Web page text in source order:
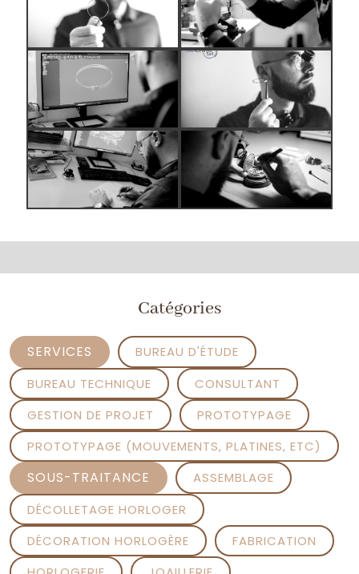
Catégories
SERVICES
BUREAU D'ÉTUDE
BUREAU TECHNIQUE
CONSULTANT
GESTION DE PROJET
PROTOTYPAGE
PROTOTYPAGE (MOUVEMENTS, PLATINES, ETC)
SOUS-TRAITANCE
ASSEMBLAGE
DÉCOLLETAGE HORLOGER
DÉCORATION HORLOGÈRE
FABRICATION